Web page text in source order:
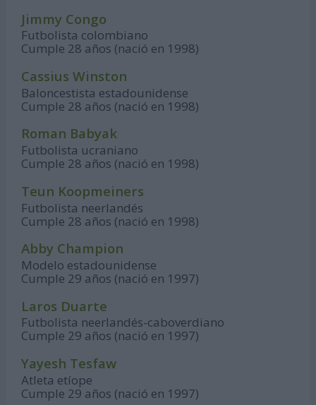
Jimmy Congo
Futbolista colombiano
Cumple 28 años (nació en 1998)
Cassius Winston
Baloncestista estadounidense
Cumple 28 años (nació en 1998)
Roman Babyak
Futbolista ucraniano
Cumple 28 años (nació en 1998)
Teun Koopmeiners
Futbolista neerlandés
Cumple 28 años (nació en 1998)
Abby Champion
Modelo estadounidense
Cumple 29 años (nació en 1997)
Laros Duarte
Futbolista neerlandés-caboverdiano
Cumple 29 años (nació en 1997)
Yayesh Tesfaw
Atleta etíope
Cumple 29 años (nació en 1997)